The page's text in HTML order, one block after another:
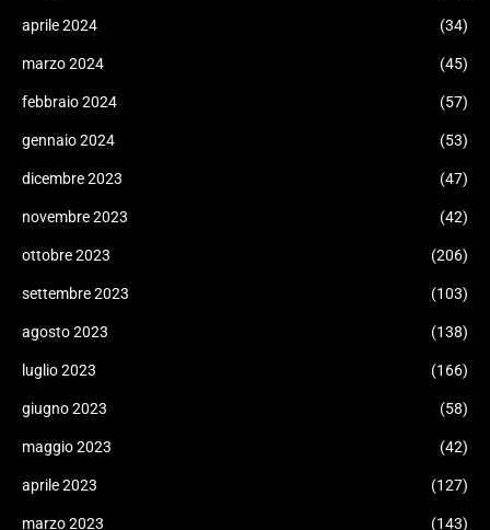
aprile 2024 (34)
marzo 2024 (45)
febbraio 2024 (57)
gennaio 2024 (53)
dicembre 2023 (47)
novembre 2023 (42)
ottobre 2023 (206)
settembre 2023 (103)
agosto 2023 (138)
luglio 2023 (166)
giugno 2023 (58)
maggio 2023 (42)
aprile 2023 (127)
marzo 2023 (143)